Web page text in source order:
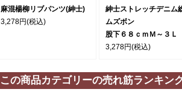
麻混楊柳リブパンツ(紳士)
3,278円(税込)
紳士ストレッチデニム
ムズボン
股下６８ｃｍＭ～３Ｌ
3,278円(税込)
この商品カテゴリーの売れ筋ランキン